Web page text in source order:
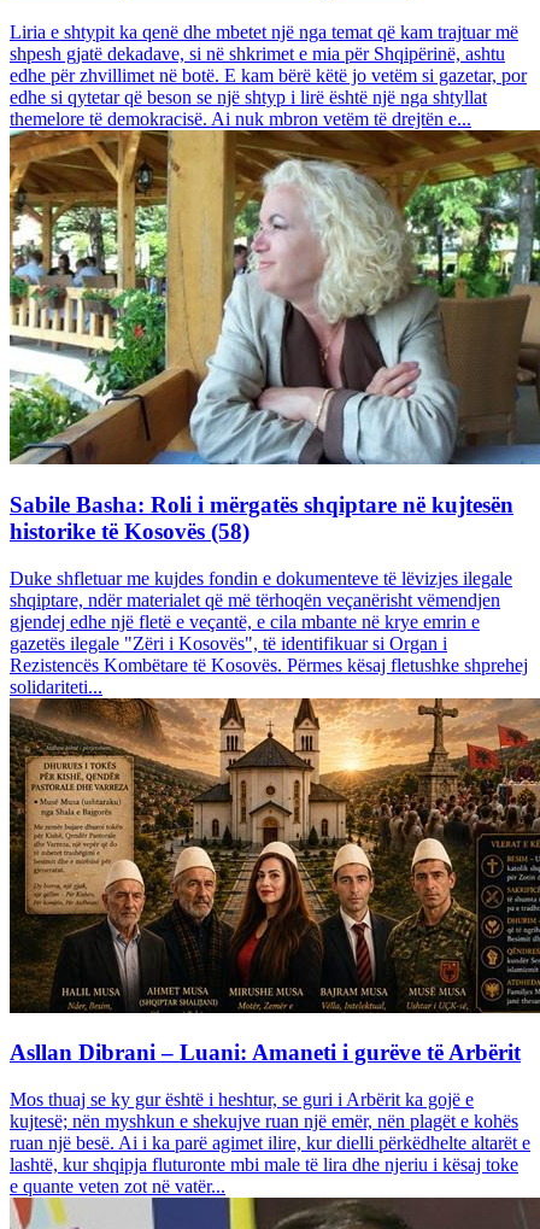
Liria e shtypit ka qenë dhe mbetet një nga temat që kam trajtuar më
shpesh gjatë dekadave, si në shkrimet e mia për Shqipërinë, ashtu
edhe për zhvillimet në botë. E kam bërë këtë jo vetëm si gazetar, por
edhe si qytetar që beson se një shtyp i lirë është një nga shtyllat
themelore të demokracisë. Ai nuk mbron vetëm të drejtën e...
Sabile Basha: Roli i mërgatës shqiptare në kujtesën
historike të Kosovës (58)
Duke shfletuar me kujdes fondin e dokumenteve të lëvizjes ilegale
shqiptare, ndër materialet që më tërhoqën veçanërisht vëmendjen
gjendej edhe një fletë e veçantë, e cila mbante në krye emrin e
gazetës ilegale "Zëri i Kosovës", të identifikuar si Organ i
Rezistencës Kombëtare të Kosovës. Përmes kësaj fletushke shprehej
solidariteti...
Asllan Dibrani – Luani: Amaneti i gurëve të Arbërit
Mos thuaj se ky gur është i heshtur, se guri i Arbërit ka gojë e
kujtesë; nën myshkun e shekujve ruan një emër, nën plagët e kohës
ruan një besë. Ai i ka parë agimet ilire, kur dielli përkëdhelte altarët e
lashtë, kur shqipja fluturonte mbi male të lira dhe njeriu i kësaj toke
e quante veten zot në vatër...